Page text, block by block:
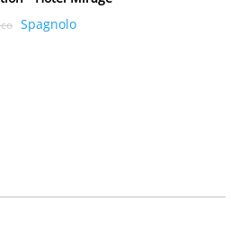
Spagnolo